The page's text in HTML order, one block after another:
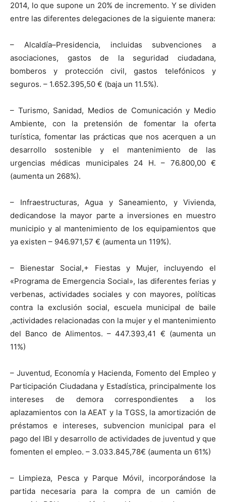
2014, lo que supone un 20% de incremento. Y se dividen
entre las diferentes delegaciones de la siguiente manera:
– Alcaldía–Presidencia, incluidas subvenciones a
asociaciones, gastos de la seguridad ciudadana,
bomberos y protección civil, gastos telefónicos y
seguros. – 1.652.395,50 € (baja un 11.5%).
– Turismo, Sanidad, Medios de Comunicación y Medio
Ambiente, con la pretensión de fomentar la oferta
turística, fomentar las prácticas que nos acerquen a un
desarrollo sostenible y el mantenimiento de las
urgencias médicas municipales 24 H. – 76.800,00 €
(aumenta un 268%).
– Infraestructuras, Agua y Saneamiento, y Vivienda,
dedicandose la mayor parte a inversiones en muestro
municipio y al mantenimiento de los equipamientos que
ya existen – 946.971,57 € (aumenta un 119%).
– Bienestar Social,+ Fiestas y Mujer, incluyendo el
«Programa de Emergencia Social», las diferentes ferias y
verbenas, actividades sociales y con mayores, políticas
contra la exclusión social, escuela municipal de baile
,actividades relacionadas con la mujer y el mantenimiento
del Banco de Alimentos. – 447.393,41 € (aumenta un
11%)
– Juventud, Economía y Hacienda, Fomento del Empleo y
Participación Ciudadana y Estadística, principalmente los
intereses de demora correspondientes a los
aplazamientos con la AEAT y la TGSS, la amortización de
préstamos e intereses, subvencion municipal para el
pago del IBI y desarrollo de actividades de juventud y que
fomenten el empleo. – 3.033.845,78€ (aumenta un 61%)
– Limpieza, Pesca y Parque Móvil, incorporándose la
partida necesaria para la compra de un camión de